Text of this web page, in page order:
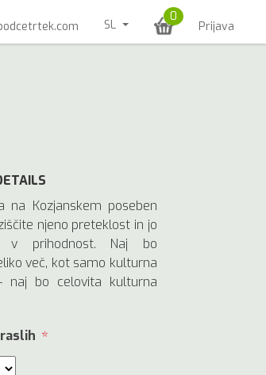
SL
0
Prijava
na Kozjanskem poseben
njeno preteklost in jo
v prihodnost. Naj bo
več, kot samo kulturna
naj bo celovita kulturna
*